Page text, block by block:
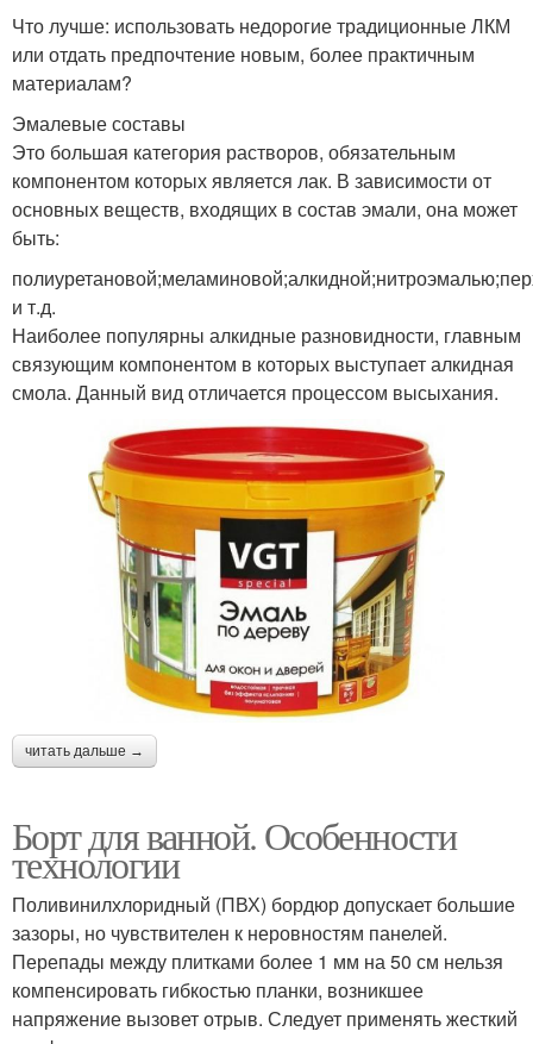
Что лучше: использовать недорогие традиционные ЛКМ
или отдать предпочтение новым, более практичным
материалам?
Эмалевые составы
Это большая категория растворов, обязательным
компонентом которых является лак. В зависимости от
основных веществ, входящих в состав эмали, она может
быть:
и т.д.
Наиболее популярны алкидные разновидности, главным
связующим компонентом в которых выступает алкидная
смола. Данный вид отличается процессом высыхания.
читать дальше →
Борт для ванной. Особенности
технологии
Поливинилхлоридный (ПВХ) бордюр допускает большие
зазоры, но чувствителен к неровностям панелей.
Перепады между плитками более 1 мм на 50 см нельзя
компенсировать гибкостью планки, возникшее
напряжение вызовет отрыв. Следует применять жесткий